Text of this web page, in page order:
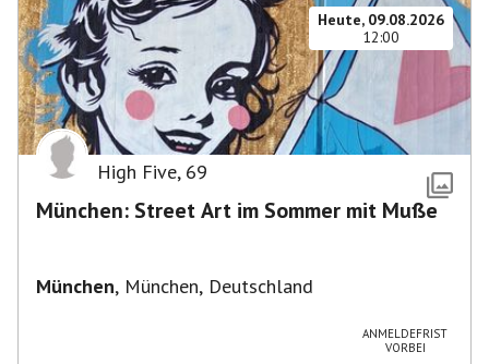
Heute, 09.08.2026
12:00
High Five, 69
München: Street Art im Sommer mit Muße
München, München, Deutschland
ANMELDEFRIST
VORBEI